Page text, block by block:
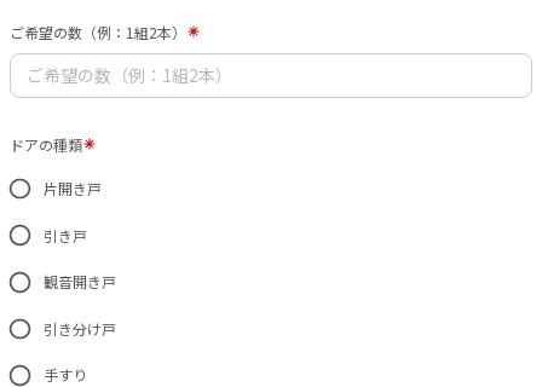
ご希望の数（例：1組2本）
ドアの種類
片開き戸
引き戸
観音開き戸
引き分け戸
手すり